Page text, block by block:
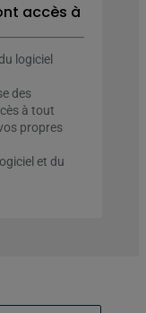
accès à
logiciel
des
à tout
propres
et du